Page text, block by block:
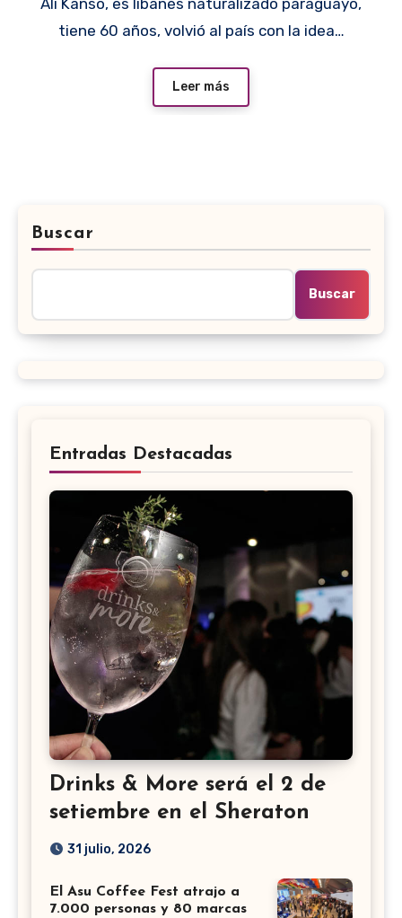
Ali Kanso, es libanés naturalizado paraguayo,
tiene 60 años, volvió al país con la idea…
Leer más
Buscar
Buscar
Entradas Destacadas
Drinks & More será el 2 de
setiembre en el Sheraton
31 julio, 2026
El Asu Coffee Fest atrajo a
7.000 personas y 80 marcas